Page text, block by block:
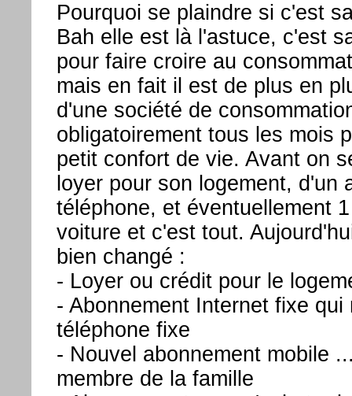
Pourquoi se plaindre si c'est
Bah elle est là l'astuce, c'est
pour faire croire au
mais en fait il est de plus en
d'une société de
obligatoirement tous les mois
petit confort de vie. Avant on
loyer pour son logement, d'un
téléphone, et éventuellement
voiture et c'est tout.
bien changé :
- Loyer ou crédit pour le
- Abonnement Internet fixe qui
téléphone fixe
- Nouvel abonnement mobile
membre de la famille